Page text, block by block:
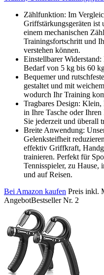
Zählfunktion: Im
Griffstärkungsgeräten ist
einem mechanischen
Trainingsfortschritt und
verstehen können.
Einstellbarer
Bedarf von 5 kg bis 60
Bequemer und
gestaltet und mit
wodurch Ihr Training
Tragbares Design: Klein,
in Ihre Tasche oder Ihren
Sie jederzeit und überall
Breite Anwendung:
Gelenksteifheit
effektiv Griffkraft,
trainieren. Perfekt für
Tennisspieler, zu
und auf Reisen.
Bei Amazon kaufen Preis inkl.
AngebotBestseller Nr. 2